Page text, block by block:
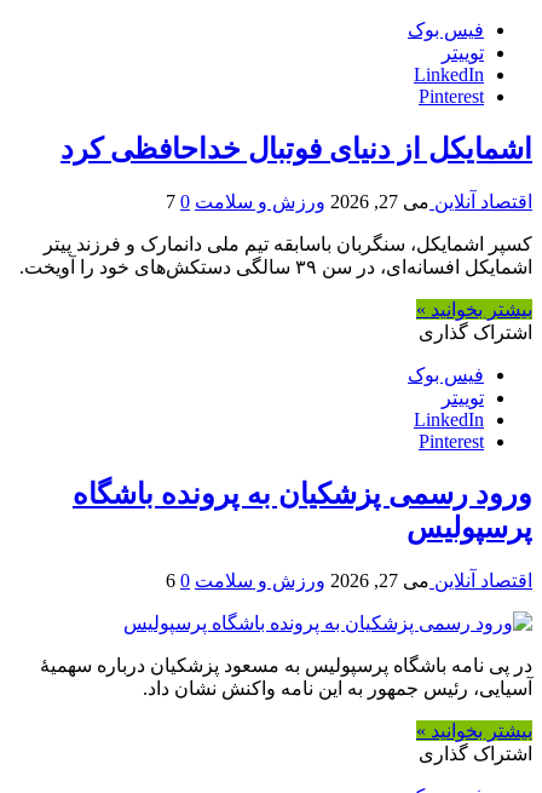
فیس بوک
توییتر
LinkedIn
Pinterest
اشمایکل از دنیای فوتبال خداحافظی کرد
اقتصاد آنلاین می 27, 2026 ورزش و سلامت 0
7
کسپر اشمایکل، سنگربان باسابقه تیم ملی دانمارک و فرزند پیتر
اشمایکل افسانه‌ای، در سن ۳۹ سالگی دستکش‌های خود را آویخت.
بیشتر بخوانید »
اشتراک گذاری
فیس بوک
توییتر
LinkedIn
Pinterest
ورود رسمی پزشکیان به پرونده باشگاه
پرسپولیس
اقتصاد آنلاین می 27, 2026 ورزش و سلامت 0
6
در پی نامه باشگاه پرسپولیس به مسعود پزشکیان درباره سهمیهٔ
آسیایی، رئیس جمهور به این نامه واکنش نشان داد.
بیشتر بخوانید »
اشتراک گذاری